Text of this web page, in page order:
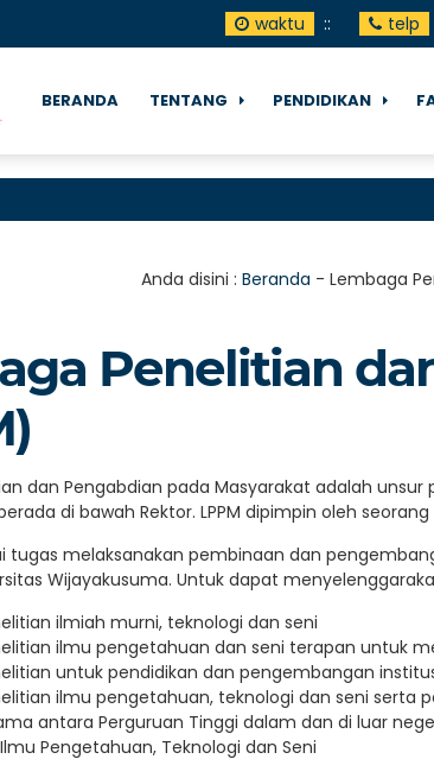
waktu :: telp
BERANDA TENTANG PENDIDIKAN
Anda disini : Beranda - Lembaga
Penelitian
dan Pengabdian pada Masyarakat adalah
di bawah Rektor. LPPM dipimpin oleh
tugas melaksanakan pembinaan dan
Wijayakusuma. Untuk dapat
ilmiah murni, teknologi dan seni
ilmu pengetahuan dan seni terapan untuk
untuk pendidikan dan pengembangan
ilmu pengetahuan, teknologi dan seni serta
antara Perguruan Tinggi dalam dan di luar
Pengetahuan, Teknologi dan Seni